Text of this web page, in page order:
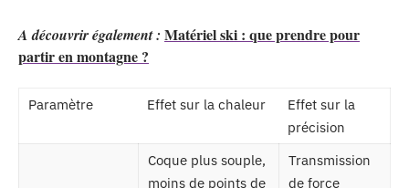
A découvrir également : Matériel ski : que prendre pour
partir en montagne ?
Paramètre Effet sur la chaleur
Effet sur la
précision
Coque plus souple,
moins de points de
Transmission
de force